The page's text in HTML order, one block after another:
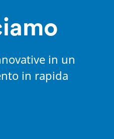
in un
in rapida